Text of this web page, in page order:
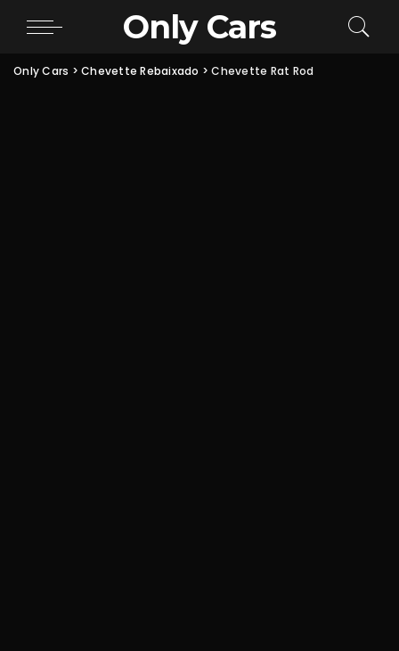
Only Cars
Only Cars >Chevette Rebaixado >Chevette Rat Rod